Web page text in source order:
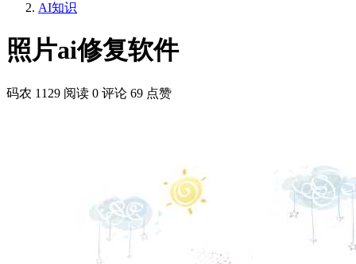
AI知识
照片ai修复软件
码农 1129 阅读 0 评论 69 点赞